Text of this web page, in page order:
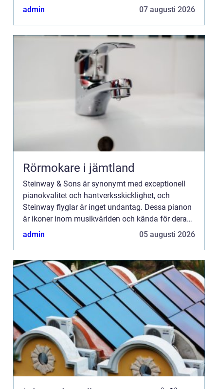
rika ton, utsökta touch o...
admin 07 augusti 2026
Rörmokare i jämtland
Steinway & Sons är synonymt med exceptionell
pianokvalitet och hantverksskicklighet, och
Steinway flyglar är inget undantag. Dessa pianon
är ikoner inom musikvärlden och kända för deras
rika ton, utsökta touch o...
admin 05 augusti 2026